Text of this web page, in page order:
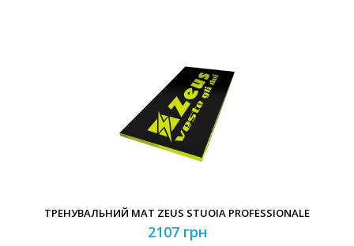
ТРЕНУВАЛЬНИЙ МАТ ZEUS STUOIA PROFESSIONALE
2107 грн